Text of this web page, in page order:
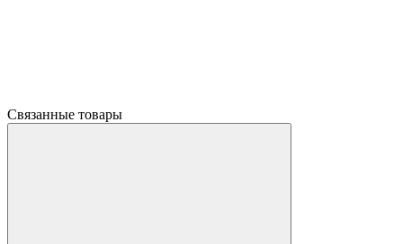
Связанные товары